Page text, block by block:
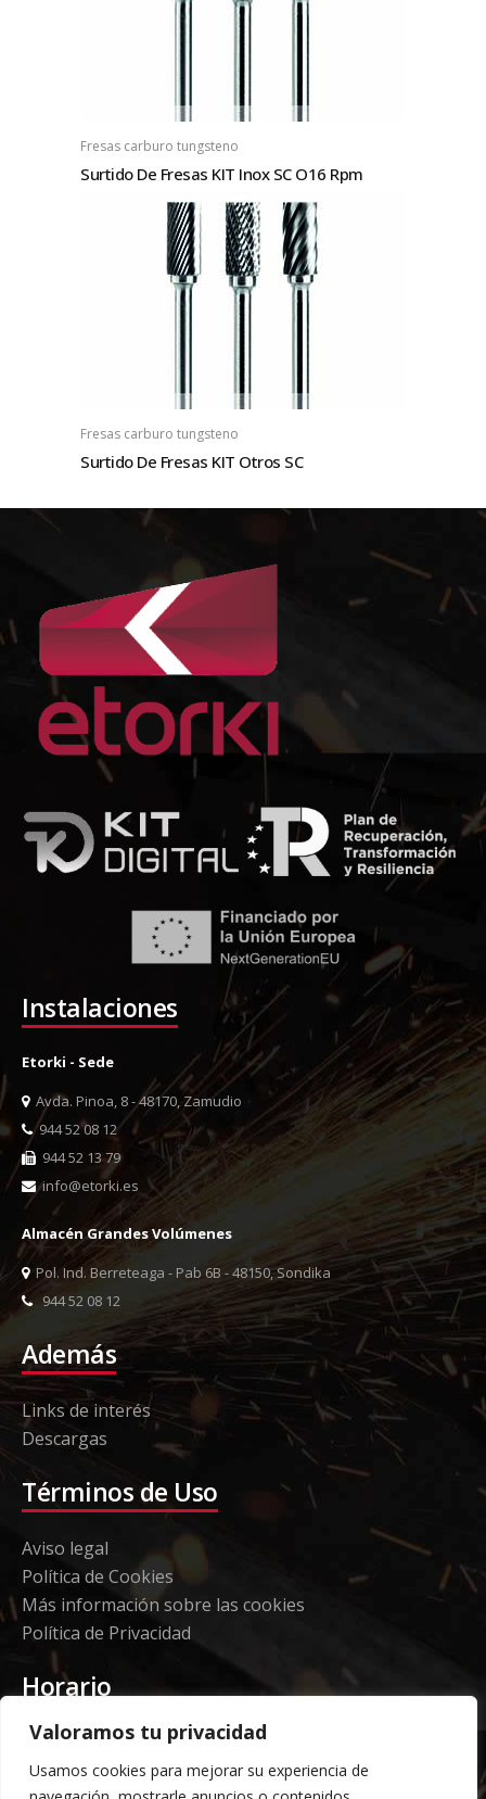
Valoramos tu privacidad
Usamos cookies para mejorar su experiencia de
Fresas carburo tungsteno
Surtido De Fresas KIT Inox SC O16 Rpm
Fresas carburo tungsteno
Surtido De Fresas KIT Otros SC
Instalaciones
Etorki - Sede
Avda. Pinoa, 8 - 48170, Zamudio
944 52 08 12
944 52 13 79
info@etorki.es
Almacén Grandes Volúmenes
Pol. Ind. Berreteaga - Pab 6B - 48150, Sondika
944 52 08 12
Además
Links de interés
Descargas
Términos de Uso
Aviso legal
Política de Cookies
Más información sobre las cookies
Política de Privacidad
Horario
Etorki - Sede
Lunes a jueves 08:00 a 16:00